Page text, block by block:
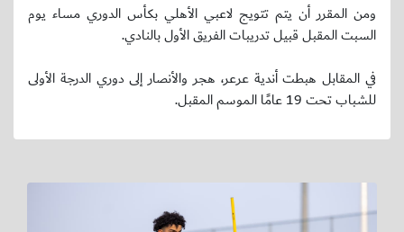
ومن المقرر أن يتم تتويج لاعبي الأهلي بكأس الدوري مساء يوم
السبت المقبل قبيل تدريبات الفريق الأول بالنادي.
في المقابل هبطت أندية عرعر، هجر والأنصار إلى دوري الدرجة الأولى
للشباب تحت 19 عامًا الموسم المقبل.